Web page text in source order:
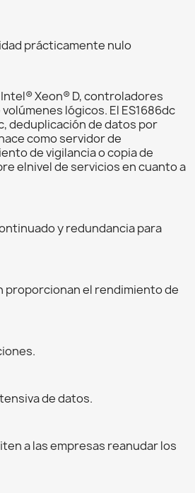
prácticamente nulo
Xeon® D, controladores
lógicos. El ES1686dc
deduplicación de datos por
como servidor de
de vigilancia o copia de
elnivel de servicios en cuanto a
y redundancia para
proporcionan el rendimiento de
de datos.
a las empresas reanudar los